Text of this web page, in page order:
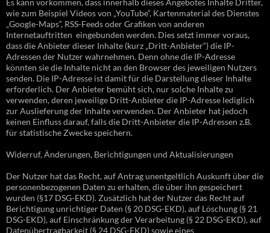
Es kann vorkommen, dass innerhalb dieses Angebotes Inhalte Dritter,
wie zum Beispiel Videos von „YouTube“, Kartenmaterial des Dienstes
„Google-Maps“, RSS-Feeds oder Grafiken von anderen
Internetauftritten eingebunden werden. Dies setzt immer voraus,
dass die Anbieter dieser Inhalte (kurz „Dritt-Anbieter“) die IP-
Adressen der Nutzer wahrnehmen. Denn ohne die IP-Adresse
könnten sie die Inhalte nicht an den Browser des jeweiligen Nutzers
senden. Die IP-Adresse ist damit für die Darstellung dieser Inhalte
erforderlich. Der Anbieter bemüht sich, nur solche Inhalte zu
verwenden, deren jeweilige Dritt-Anbieter die IP-Adresse lediglich
zur Auslieferung der Inhalte verwenden. Der Anbieter hat jedoch
keinen Einfluss darauf, falls die Dritt-Anbieter die IP-Adressen z.B.
für statistische Zwecke speichern.
Widerruf, Änderungen, Berichtigungen und Aktualisierungen
Der Nutzer hat das Recht, auf Antrag unentgeltlich Auskunft über die
personenbezogenen Daten zu erhalten, die über ihn gespeichert
wurden (§17 DSG-EKD). Zusätzlich hat der Nutzer das Recht auf
Berichtigung unrichtiger Daten (§ 20 DSG-EKD), auf Löschung (§ 21
DSG-EKD), auf Einschränkung der Verarbeitung (§ 22 DSG-EKD), auf
Datenübertragbarkeit (§ 24 DSG-EKD) sowie eines